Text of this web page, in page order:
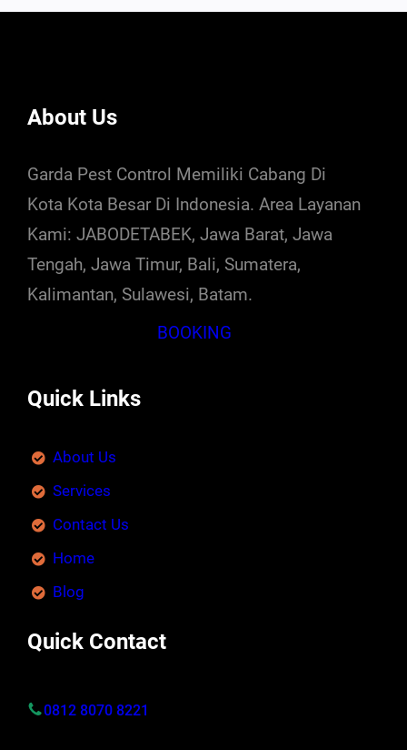
About Us
Garda Pest Control Memiliki Cabang Di
Kota Kota Besar Di Indonesia. Area Layanan
Kami: JABODETABEK, Jawa Barat, Jawa
Tengah, Jawa Timur, Bali, Sumatera,
Kalimantan, Sulawesi, Batam.
BOOKING
Quick Links
About Us
Services
Contact Us
Home
Blog
Quick Contact
0812 8070 8221